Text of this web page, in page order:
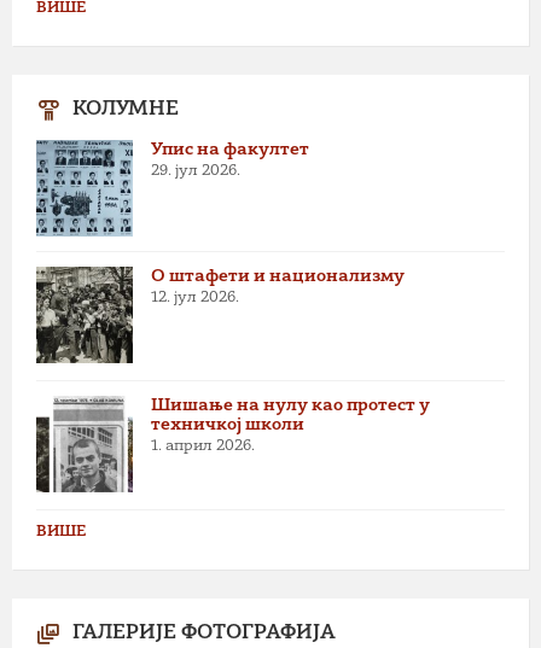
ВИШЕ
КОЛУМНЕ
Упис на факултет
29. јул 2026.
О штафети и национализму
12. јул 2026.
Шишање на нулу као протест у
техничкој школи
1. април 2026.
ВИШЕ
ГАЛЕРИЈЕ ФОТОГРАФИЈА